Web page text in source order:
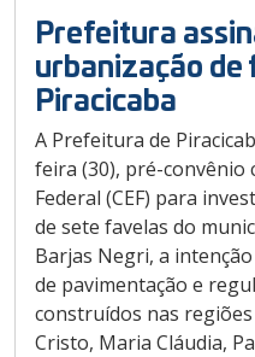
Prefeitura
urbanização de
Piracicaba
A Prefeitura de
feira (30), pré-convênio
Federal (CEF) para
de sete favelas do
Barjas Negri, a
de pavimentação e
construídos nas
Cristo, Maria Cláudia,